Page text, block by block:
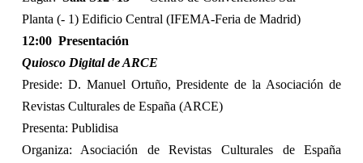
Planta (- 1) Edificio Central (IFEMA-Feria de Madrid)
12:00 Presentación
Quiosco Digital de ARCE
Preside: D. Manuel Ortuño, Presidente de la Asociación de
Revistas Culturales de España (ARCE)
Presenta: Publidisa
Organiza: Asociación de Revistas Culturales de España